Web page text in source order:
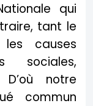
qui
tant le
causes
sociales,
notre
commun